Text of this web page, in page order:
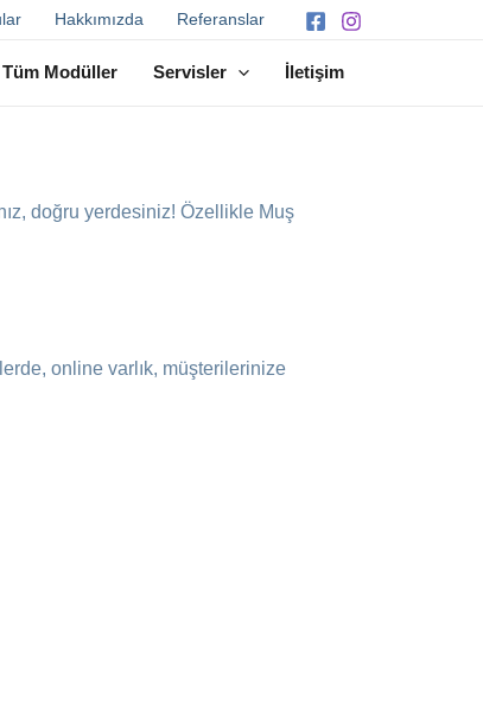
Hakkımızda Referanslar
Tüm Modüller Servisler İletişim
doğru yerdesiniz! Özellikle Muş
online varlık, müşterilerinize